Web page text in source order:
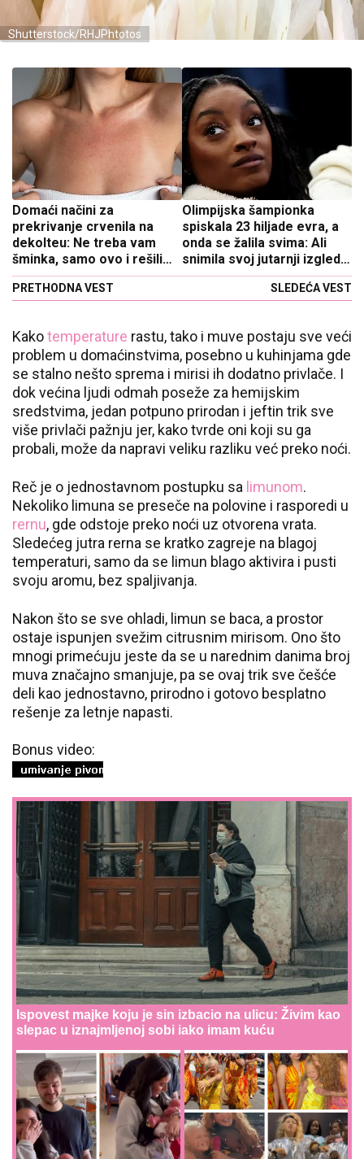
Shutterstock/RHJPhtotos
Domaći načini za
prekrivanje crvenila na
dekolteu: Ne treba vam
šminka, samo ovo i rešili
ste slučaj
PRETHODNA VEST
Olimpijska šampionka
spiskala 23 hiljade evra, a
onda se žalila svima: Ali
snimila svoj jutarnji izgled
za koji kako kaže nije
morala da potroši silne
SLEDEĆA VEST
Kakotemperature rastu, tako i muve postaju sve veći
problem u domaćinstvima, posebno u kuhinjama gde
se stalno nešto sprema i mirisi ih dodatno privlače. I
dok većina ljudi odmah poseže za hemijskim
sredstvima, jedan potpuno prirodan i jeftin trik sve
više privlači pažnju jer, kako tvrde oni koji su ga
probali, može da napravi veliku razliku već preko noći.
Reč je o jednostavnom postupku sa limunom.
Nekoliko limuna se preseče na polovine i rasporedi u
rernu, gde odstoje preko noći uz otvorena vrata.
Sledećeg jutra rerna se kratko zagreje na blagoj
temperaturi, samo da se limun blago aktivira i pusti
svoju aromu, bez spaljivanja.
Nakon što se sve ohladi, limun se baca, a prostor
ostaje ispunjen svežim citrusnim mirisom. Ono što
mnogi primećuju jeste da se u narednim danima broj
muva značajno smanjuje, pa se ovaj trik sve češće
deli kao jednostavno, prirodno i gotovo besplatno
rešenje za letnje napasti.
Bonus video:
Ispovest majke koju je sin izbacio na ulicu: Živim kao
slepac u iznajmljenoj sobi iako imam kuću